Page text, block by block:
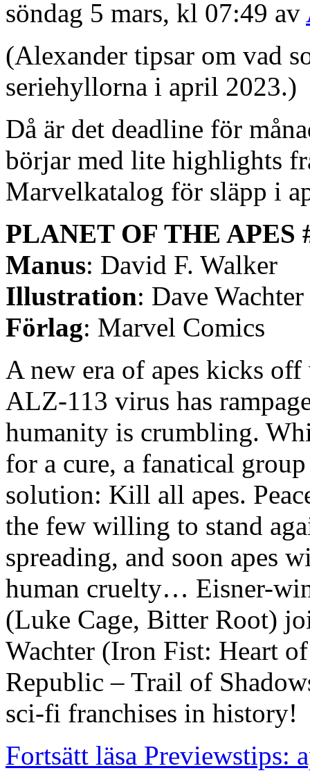
söndag 5 mars, kl 07:49 av
(Alexander tipsar om vad
seriehyllorna i april 2023.)
Då är det deadline för
börjar med lite highlights
Marvelkatalog för släpp i
PLANET OF THE APES
Manus: David F. Walker
Illustration: Dave Wachter
Förlag: Marvel Comics
A new era of apes kicks
ALZ-113 virus has
humanity is crumbling.
for a cure, a fanatical
solution: Kill all apes.
the few willing to stand
spreading, and soon apes
human cruelty… Eisner-
(Luke Cage, Bitter Root)
Wachter (Iron Fist: Heart
Republic – Trail of
sci-fi franchises in history!
Fortsätt läsa Previewstips: